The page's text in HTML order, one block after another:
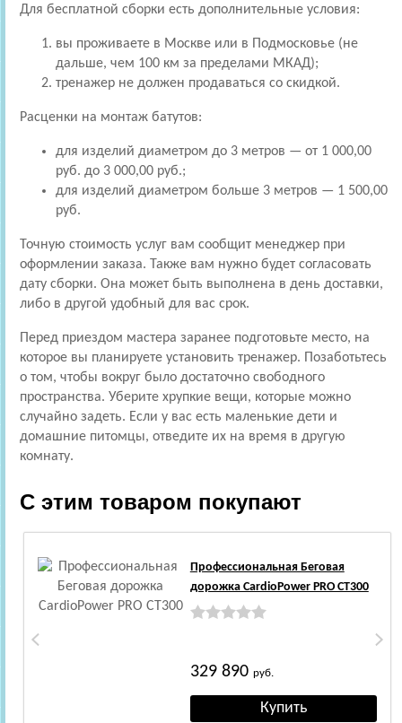
Для бесплатной сборки есть дополнительные условия:
вы проживаете в Москве или в Подмосковье (не
дальше, чем 100 км за пределами МКАД);
тренажер не должен продаваться со скидкой.
Расценки на монтаж батутов:
для изделий диаметром до 3 метров — от 1 000,00
руб. до 3 000,00 руб.;
для изделий диаметром больше 3 метров — 1 500,00
руб.
Точную стоимость услуг вам сообщит менеджер при
оформлении заказа. Также вам нужно будет согласовать
дату сборки. Она может быть выполнена в день доставки,
либо в другой удобный для вас срок.
Перед приездом мастера заранее подготовьте место, на
которое вы планируете установить тренажер. Позаботьтесь
о том, чтобы вокруг было достаточно свободного
пространства. Уберите хрупкие вещи, которые можно
случайно задеть. Если у вас есть маленькие дети и
домашние питомцы, отведите их на время в другую
комнату.
С этим товаром покупают
Профессиональная Беговая
дорожка CardioPower PRO CT300
329 890 руб.